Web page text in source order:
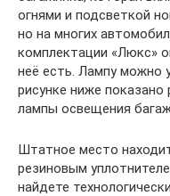
огнями и подсветкой
но на многих
комплектации «Люкс»
неё есть. Лампу можно
рисунке ниже
лампы освещения
Штатное место
резиновым
найдете